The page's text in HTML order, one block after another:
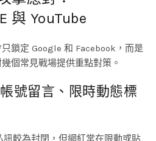
與 YouTube
鎖定 Google 和 Facebook，而是
個常見戰場提供重點對策。
號留言、限時動態標
較為封閉，但網紅常在限動或貼